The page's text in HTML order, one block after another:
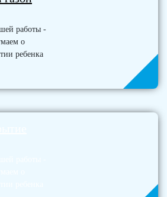
работы -
о
ребенка